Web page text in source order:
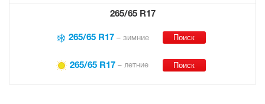
265/65 R17
265/65 R17 – зимние
265/65 R17 – летние